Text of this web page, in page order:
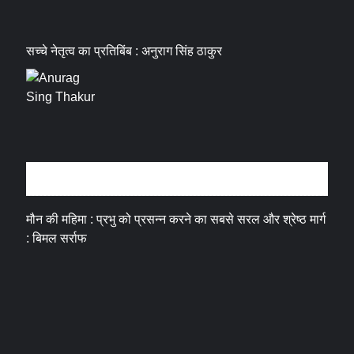
सच्चे नेतृत्व का प्रतिबिंब : अनुराग सिंह ठाकुर
मौन की महिमा : प्रभु को प्रसन्न करने का सबसे सरल और श्रेष्ठ मार्ग
: बिमल सर्राफ